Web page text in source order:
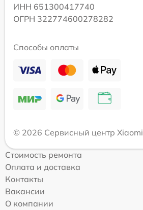
ИНН 651300417740
ОГРН 322774600278282
Способы оплаты
© 2026 Сервисный центр Xiaomi
Стоимость ремонта
Оплата и доставка
Контакты
Вакансии
О компании